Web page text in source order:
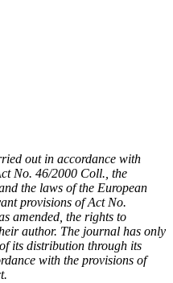
out in accordance with
No. 46/2000 Coll., the
the laws of the European
provisions of Act No.
amended, the rights to
author. The journal has only
its distribution through its
with the provisions of